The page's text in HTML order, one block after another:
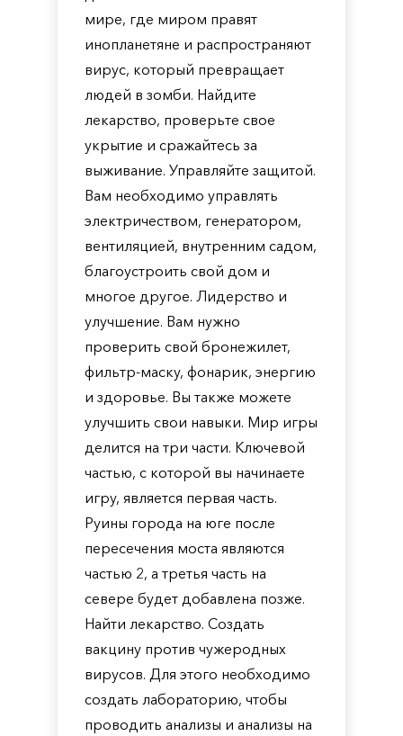
мире, где миром правят
инопланетяне и распространяют
вирус, который превращает
людей в зомби. Найдите
лекарство, проверьте свое
укрытие и сражайтесь за
выживание. Управляйте защитой.
Вам необходимо управлять
электричеством, генератором,
вентиляцией, внутренним садом,
благоустроить свой дом и
многое другое. Лидерство и
улучшение. Вам нужно
проверить свой бронежилет,
фильтр-маску, фонарик, энергию
и здоровье. Вы также можете
улучшить свои навыки. Мир игры
делится на три части. Ключевой
частью, с которой вы начинаете
игру, является первая часть.
Руины города на юге после
пересечения моста являются
частью 2, а третья часть на
севере будет добавлена ​​позже.
Найти лекарство. Создать
вакцину против чужеродных
вирусов. Для этого необходимо
создать лабораторию, чтобы
проводить анализы и анализы на